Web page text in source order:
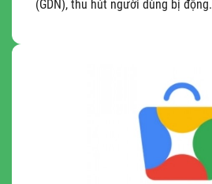
(GDN), thu hút người dùng bị động.